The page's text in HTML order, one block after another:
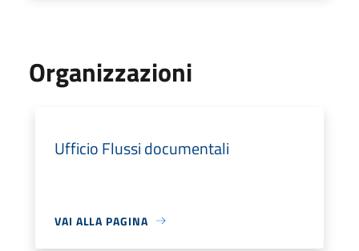
Organizzazioni
Ufficio Flussi documentali
VAI ALLA PAGINA